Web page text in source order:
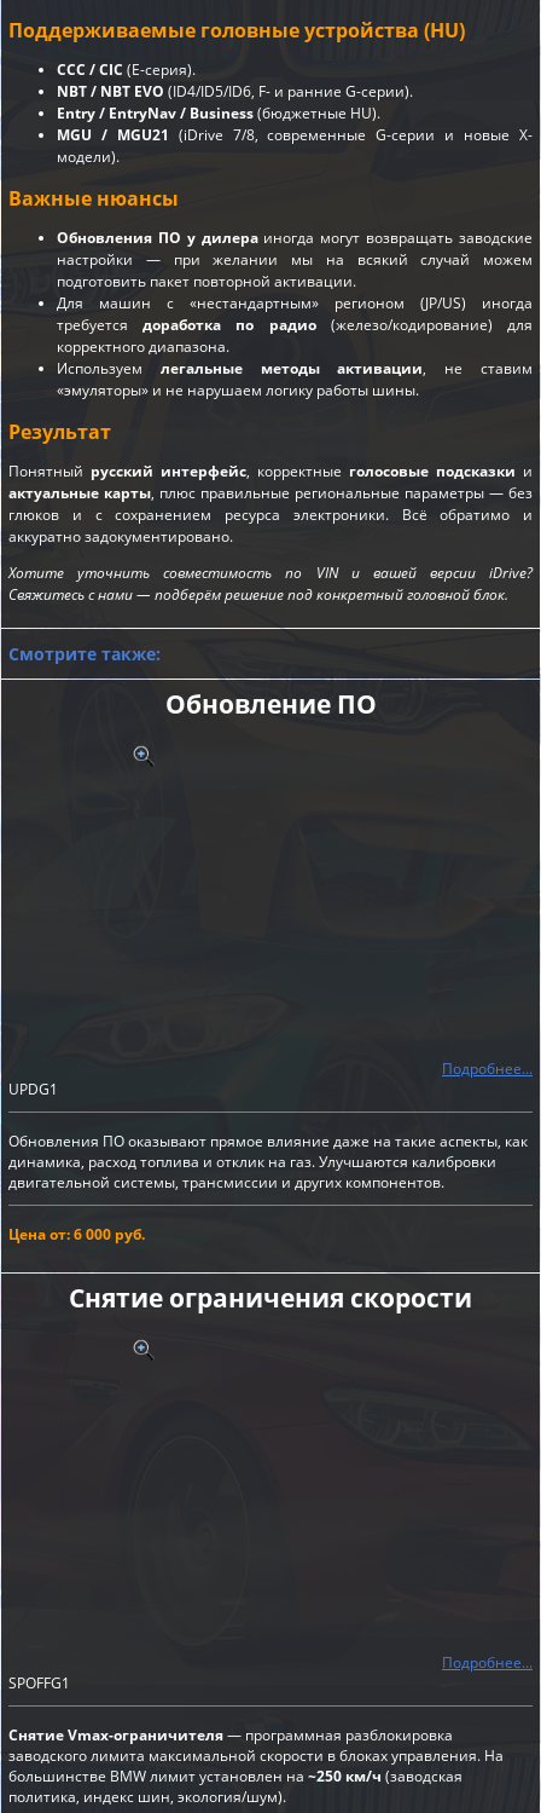
Поддерживаемые головные устройства (HU)
CCC / CIC (E-серия).
NBT / NBT EVO (ID4/ID5/ID6, F- и ранние G-серии).
Entry / EntryNav / Business(бюджетные HU).
MGU / MGU21 (iDrive 7/8, современные G-серии и новые X-
модели).
Важные нюансы
Обновления ПО у дилераиногда могут возвращать заводские
настройки — при желании мы на всякий случай можем
подготовить пакет повторной активации.
Для машин с «нестандартным» регионом (JP/US) иногда
требуетсядоработка по радио(железо/кодирование) для
корректного диапазона.
Используем легальные методы активации, не ставим
«эмуляторы» и не нарушаем логику работы шины.
Результат
Понятный русский интерфейс, корректные голосовые подсказки и
актуальные карты, плюс правильные региональные параметры — без
глюков и с сохранением ресурса электроники. Всё обратимо и
аккуратно задокументировано.
Хотите уточнить совместимость по VIN и вашей версии iDrive?
Свяжитесь с нами — подберём решение под конкретный головной блок.
Смотрите также:
Обновление ПО
Подробнее...
UPDG1
Обновления ПО оказывают прямое влияние даже на такие аспекты, как
динамика, расход топлива и отклик на газ. Улучшаются калибровки
двигательной системы, трансмиссии и других компонентов.
Цена от: 6 000 руб.
Снятие ограничения скорости
Подробнее...
SPOFFG1
Снятие Vmax-ограничителя— программная разблокировка
заводского лимита максимальной скорости в блоках управления. На
большинстве BMW лимит установлен на ~250 км/ч (заводская
политика, индекс шин, экология/шум).